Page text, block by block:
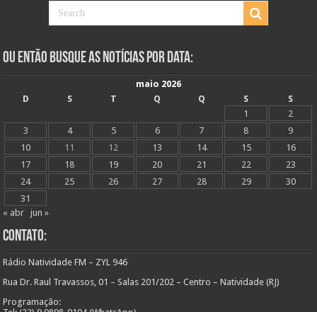
Ou Então Busque as Notícias Por Data:
maio 2026
D
S T Q Q S
S
1
2
3
4 5 6 7 8
9
10
11 12 13 14 15
16
17
18 19 20 21 22
23
24
25 26 27 28 29
30
31
« abr
jun »
Contato:
Rádio Natividade FM – ZYL 946
Rua Dr. Raul Travassos, 01 – Salas 201/202 – Centro – Natividade (RJ)
Programação: